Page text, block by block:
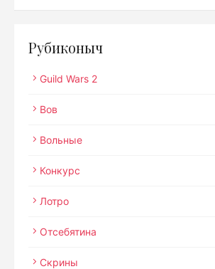
Рубиконыч
Guild Wars 2
Вов
Вольные
Конкурс
Лотро
Отсебятина
Скрины